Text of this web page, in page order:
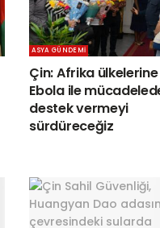
ASYA GÜNDEMI
Çin: Afrika ülkelerine
Ebola ile
destek vermeyi
sürdüreceğiz